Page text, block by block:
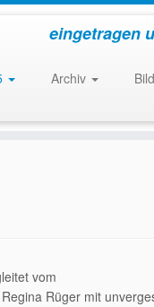
eingetragen
Archiv
vom
Rüger mit